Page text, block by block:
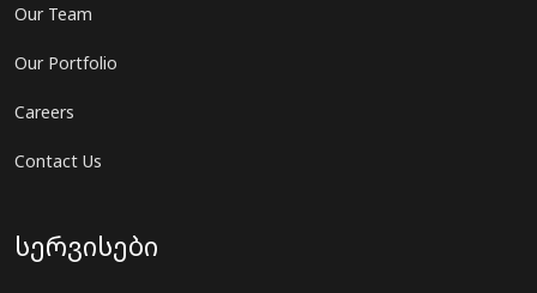
Our Team
Our Portfolio
Careers
Contact Us
სერვისები